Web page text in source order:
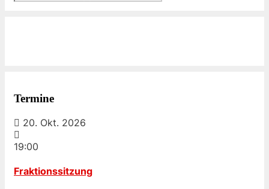
Termine
20. Okt. 2026
19:00
Fraktionssitzung